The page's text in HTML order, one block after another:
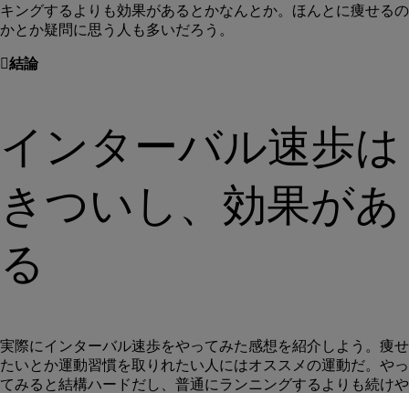
キングするよりも効果があるとかなんとか。ほんとに痩せるの
かとか疑問に思う人も多いだろう。
結論
インターバル速歩は
きついし、効果があ
る
実際にインターバル速歩をやってみた感想を紹介しよう。痩せ
たいとか運動習慣を取りれたい人にはオススメの運動だ。やっ
てみると結構ハードだし、普通にランニングするよりも続けや